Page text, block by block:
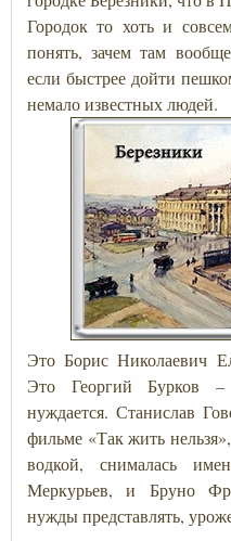
Городок то хоть и
понять, зачем там
если быстрее дойти
немало известных людей.
Это Борис Николаевич
Это Георгий Бурков
нуждается. Станислав
фильме «Так жить
водкой, снималась
Меркурьев, и Бруно
нужды представлять,